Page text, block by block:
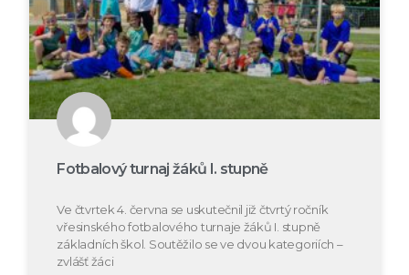
Fotbalový turnaj žáků I. stupně
Ve čtvrtek 4. června se uskutečnil již čtvrtý ročník
vřesinského fotbalového turnaje žáků I. stupně
základních škol. Soutěžilo se ve dvou kategoriích –
zvlášť žáci